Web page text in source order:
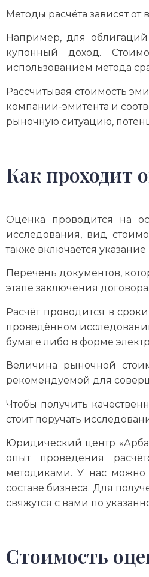
Методы расчёта зависят
Например, для облигаций
купонный доход.
использованием метода
Рассчитывая стоимость
компании-эмитента и
рыночную ситуацию,
Как проходит
Оценка проводится на
исследования, вид
также включается
Перечень документов,
этапе заключения договора.
Расчёт проводится в
проведённом
бумаге либо в форме
Величина рыночной
рекомендуемой для
Чтобы получить
стоит поручать
Юридический центр
опыт проведения
методиками. У нас можно
составе бизнеса. Для
свяжутся с вами по
Стоимость